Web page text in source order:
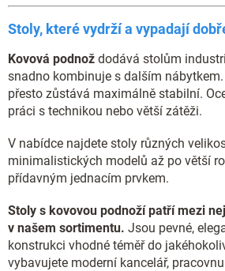
Stoly, které vydrží a vypadají
Kovová podnož dodává stolům
snadno kombinuje s dalším
přesto zůstává maximálně stabilní.
práci s technikou nebo větší zátěži.
V nabídce najdete stoly různých
minimalistických modelů až po větší
přídavným jednacím prvkem.
Stoly s kovovou podnoží patří mezi
v našem sortimentu. Jsou pevné,
konstrukci vhodné téměř do
vybavujete moderní kancelář,